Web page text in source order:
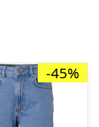
-45%